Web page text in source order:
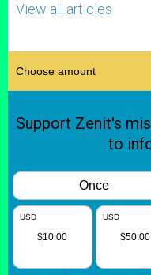
View all articles